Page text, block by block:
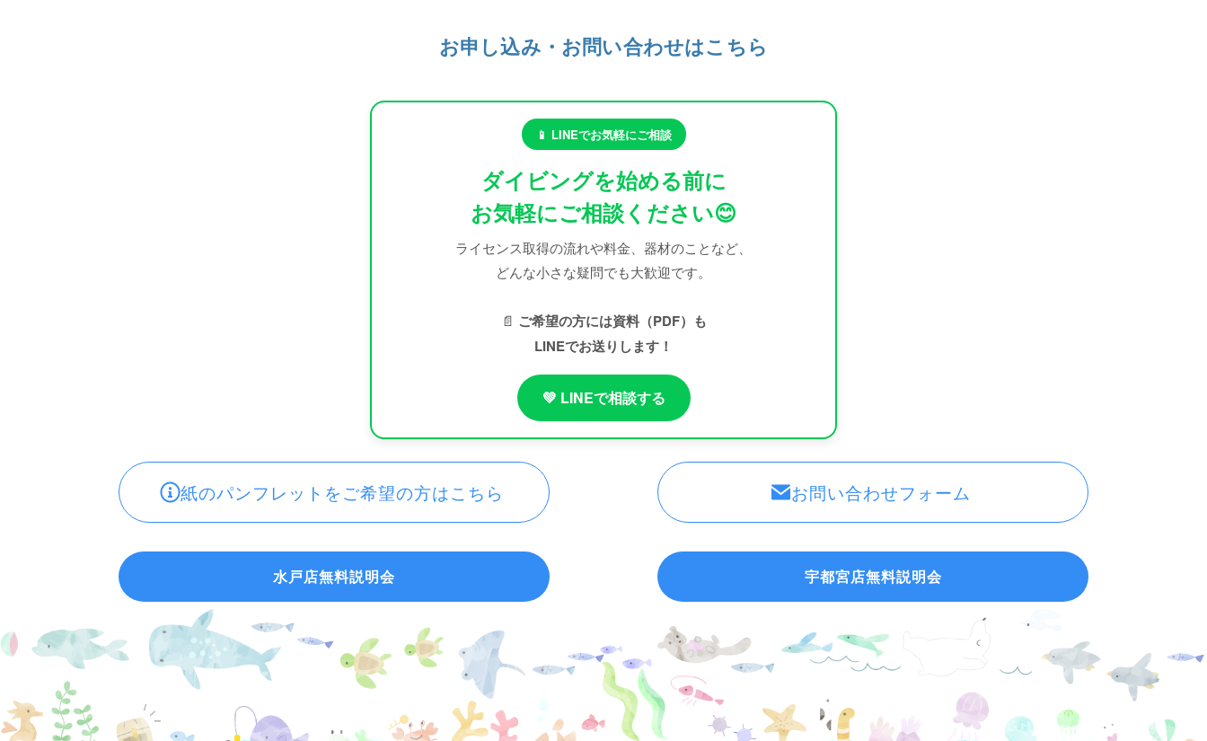
お申し込み・お問い合わせはこちら
📱 LINEでお気軽にご相談
ダイビングを始める前に
お気軽にご相談ください😊
ライセンス取得の流れや料金、器材のことなど、
どんな小さな疑問でも大歓迎です。
📄 ご希望の方には資料（PDF）も
LINEでお送りします！
💚 LINEで相談する
紙のパンフレットをご希望の方はこちら お問い合わせフォーム
水戸店無料説明会 宇都宮店無料説明会